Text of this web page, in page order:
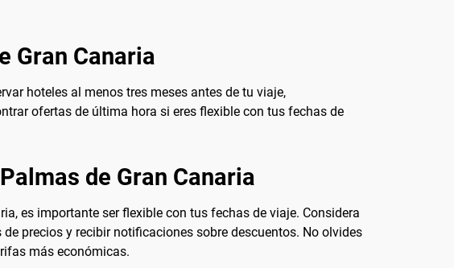
Gran Canaria
hoteles al menos tres meses antes de tu viaje,
ofertas de última hora si eres flexible con tus fechas de
de Gran Canaria
es importante ser flexible con tus fechas de viaje. Considera
precios y recibir notificaciones sobre descuentos. No olvides
más económicas.